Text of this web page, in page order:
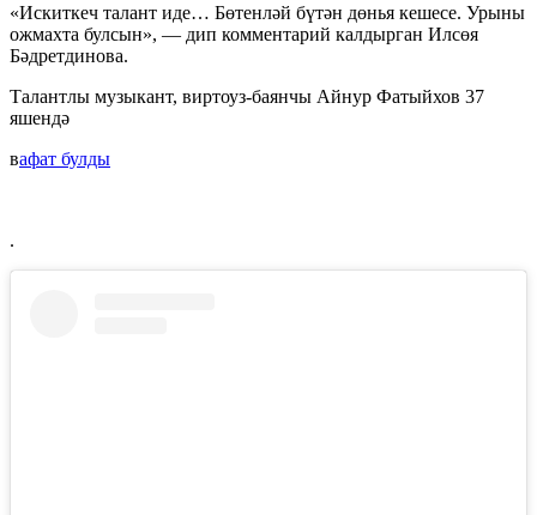
«Искиткеч талант иде… Бөтенләй бүтән дөнья кешесе. Урыны
ожмахта булсын», — дип комментарий калдырган Илсөя
Бәдретдинова.
Талантлы музыкант, виртоуз-баянчы Айнур Фатыйхов 37
яшендә
вафат булды
.